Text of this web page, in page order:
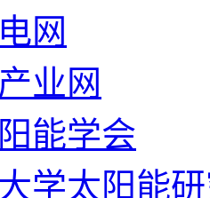
网
业网
能学会
学太阳能